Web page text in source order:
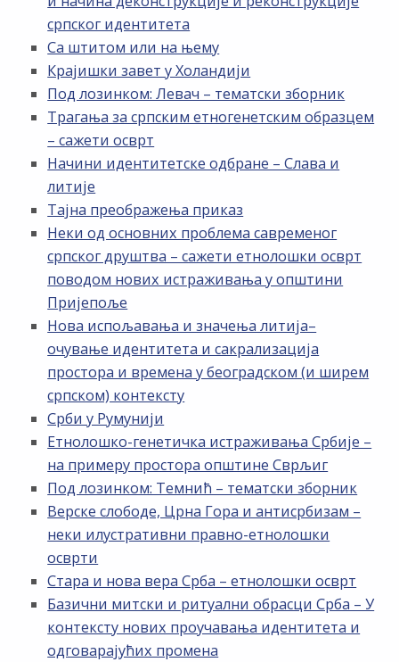
српског идентитета
Са штитом или на њему
Крајишки завет у Холандији
Под лозинком: Левач – тематски зборник
Трагања за српским етногенетским образцем
– сажети осврт
Начини идентитетске одбране – Слава и
литије
Тајна преображења приказ
Неки од основних проблема савременог
српског друштва – сажети етнолошки осврт
поводом нових истраживања у општини
Пријепоље
Нова испољавања и значења литија–
очување идентитета и сакрализација
простора и времена у београдском (и ширем
српском) контексту
Срби у Румунији
Етнолошко-генетичка истраживања Србије –
на примеру простора општине Сврљиг
Под лозинком: Темнић – тематски зборник
Верске слободе, Црна Гора и антисрбизам –
неки илустративни правно-етнолошки
осврти
Стара и нова вера Срба – етнолошки осврт
Базични митски и ритуални обрасци Срба – У
контексту нових проучавања идентитета и
одговарајућих промена